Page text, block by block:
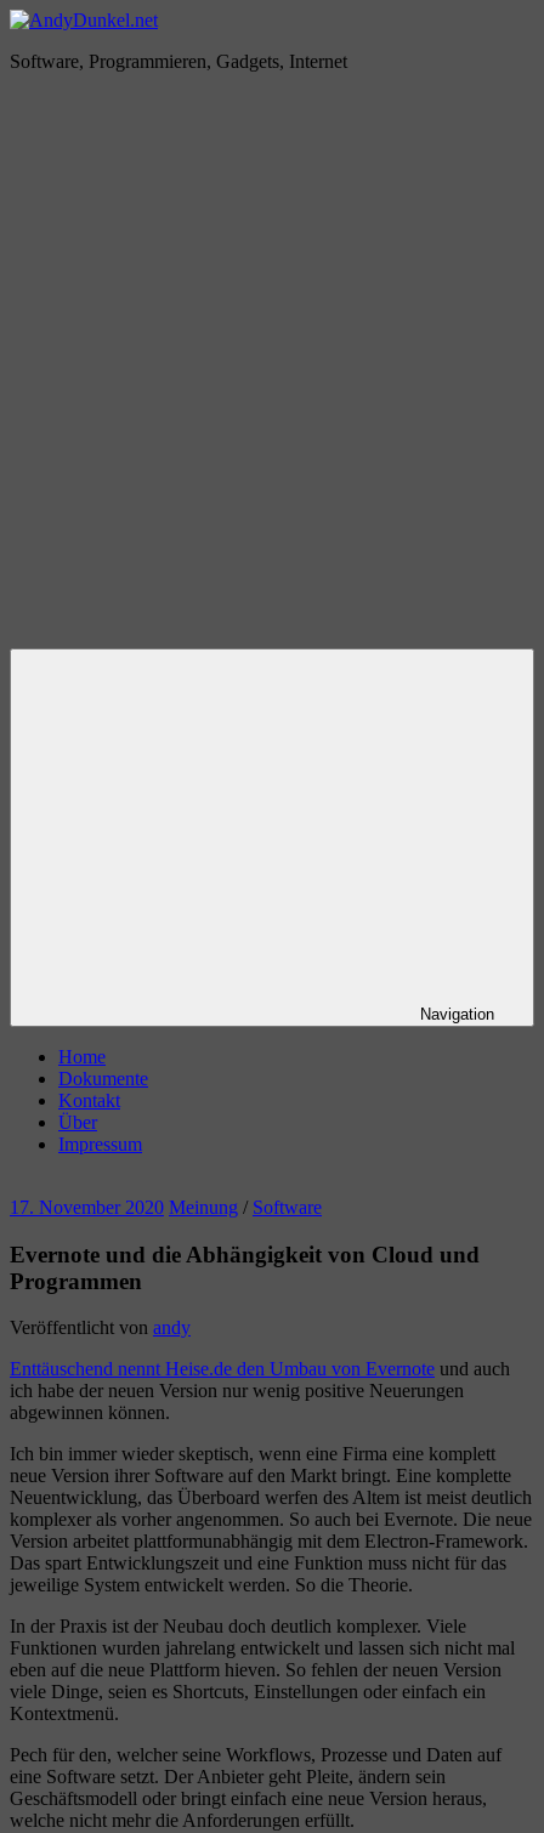
Zum
springen
AndyDunkel.net
Software, Programmieren, Gadgets, Internet
Navigation
Home
Dokumente
Kontakt
Über
Impressum
17. November 2020 Meinung / Software
Evernote und die Abhängigkeit von Cloud und
Programmen
Veröffentlicht von andy
Enttäuschend nennt Heise.de den Umbau von Evernote und auch
ich habe der neuen Version nur wenig positive Neuerungen
abgewinnen können.
Ich bin immer wieder skeptisch, wenn eine Firma eine komplett
neue Version ihrer Software auf den Markt bringt. Eine komplette
Neuentwicklung, das Überboard werfen des Altem ist meist deutlich
komplexer als vorher angenommen. So auch bei Evernote. Die neue
Version arbeitet plattformunabhängig mit dem Electron-Framework.
Das spart Entwicklungszeit und eine Funktion muss nicht für das
jeweilige System entwickelt werden. So die Theorie.
In der Praxis ist der Neubau doch deutlich komplexer. Viele
Funktionen wurden jahrelang entwickelt und lassen sich nicht mal
eben auf die neue Plattform hieven. So fehlen der neuen Version
viele Dinge, seien es Shortcuts, Einstellungen oder einfach ein
Kontextmenü.
Pech für den, welcher seine Workflows, Prozesse und Daten auf
eine Software setzt. Der Anbieter geht Pleite, ändern sein
Geschäftsmodell oder bringt einfach eine neue Version heraus,
welche nicht mehr die Anforderungen erfüllt.